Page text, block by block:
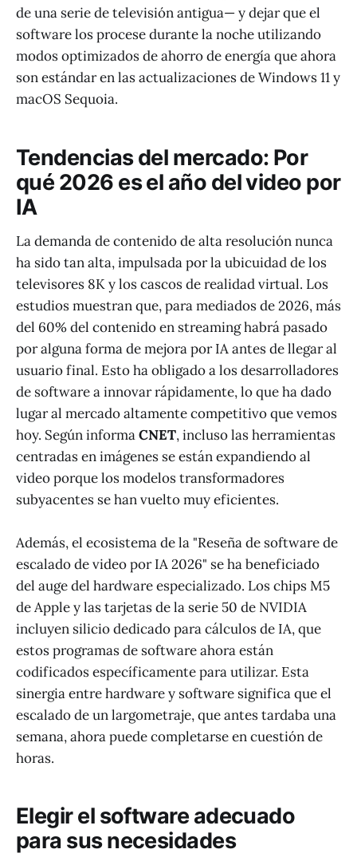
de una serie de televisión antigua— y dejar que el
software los procese durante la noche utilizando
modos optimizados de ahorro de energía que ahora
son estándar en las actualizaciones de Windows 11 y
macOS Sequoia.
Tendencias del mercado: Por
qué 2026 es el año del video por
IA
La demanda de contenido de alta resolución nunca
ha sido tan alta, impulsada por la ubicuidad de los
televisores 8K y los cascos de realidad virtual. Los
estudios muestran que, para mediados de 2026, más
del 60% del contenido en streaming habrá pasado
por alguna forma de mejora por IA antes de llegar al
usuario final. Esto ha obligado a los desarrolladores
de software a innovar rápidamente, lo que ha dado
lugar al mercado altamente competitivo que vemos
hoy. Según informaCNET, incluso las herramientas
centradas en imágenes se están expandiendo al
video porque los modelos transformadores
subyacentes se han vuelto muy eficientes.
Además, el ecosistema de la "Reseña de software de
escalado de video por IA 2026" se ha beneficiado
del auge del hardware especializado. Los chips M5
de Apple y las tarjetas de la serie 50 de NVIDIA
incluyen silicio dedicado para cálculos de IA, que
estos programas de software ahora están
codificados específicamente para utilizar. Esta
sinergia entre hardware y software significa que el
escalado de un largometraje, que antes tardaba una
semana, ahora puede completarse en cuestión de
horas.
Elegir el software adecuado
para sus necesidades